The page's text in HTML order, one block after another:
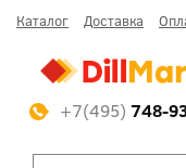
Каталог Доставка
+7(495) 748-